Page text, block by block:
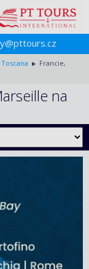
Toscana
Francie,
na